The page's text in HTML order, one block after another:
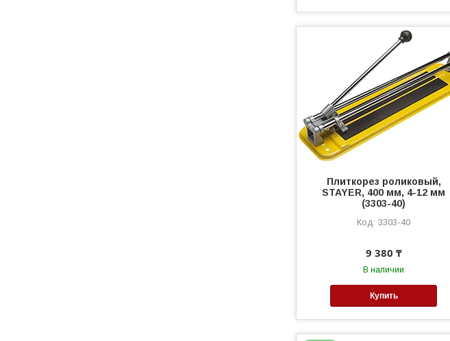
Плиткорез роликовый,
STAYER, 400 мм, 4-12 мм
(3303-40)
3303-40
9 380 ₸
В наличии
Купить